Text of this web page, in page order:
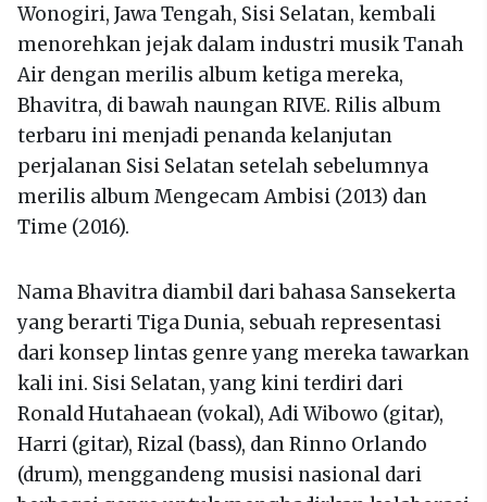
Wonogiri, Jawa Tengah, Sisi Selatan, kembali
menorehkan jejak dalam industri musik Tanah
Air dengan merilis album ketiga mereka,
Bhavitra, di bawah naungan RIVE. Rilis album
terbaru ini menjadi penanda kelanjutan
perjalanan Sisi Selatan setelah sebelumnya
merilis album Mengecam Ambisi (2013) dan
Time (2016).
Nama Bhavitra diambil dari bahasa Sansekerta
yang berarti Tiga Dunia, sebuah representasi
dari konsep lintas genre yang mereka tawarkan
kali ini. Sisi Selatan, yang kini terdiri dari
Ronald Hutahaean (vokal), Adi Wibowo (gitar),
Harri (gitar), Rizal (bass), dan Rinno Orlando
(drum), menggandeng musisi nasional dari